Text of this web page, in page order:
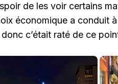
de les voir certains
économique a conduit
c’était raté de ce